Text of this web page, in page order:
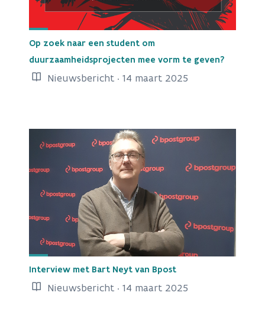
Op zoek naar een student om
duurzaamheidsprojecten mee vorm te geven?
Nieuwsbericht · 14 maart 2025
Interview met Bart Neyt van Bpost
Nieuwsbericht · 14 maart 2025